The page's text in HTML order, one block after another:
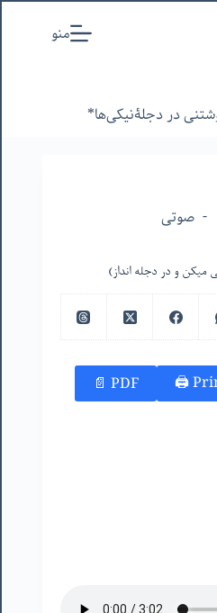
منو
در‌ دجلۀنیکی‌ها*
صوتی
میکن و در دجله انداز)
PDF 📄